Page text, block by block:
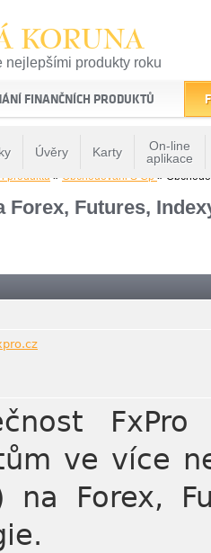
KORUNA
nejlepšími produkty roku
a kvality na finančním trhu
FINANČNÍCH PRODUKTŮ
Úvěry Karty
On-line
aplikace
produktů » Obchodovani S Cp »
Forex, Futures,
ve více
na Forex,